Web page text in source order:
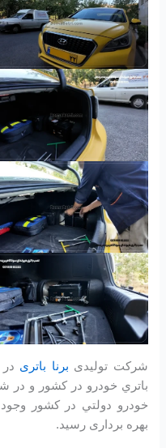
شرکت تولیدی برنا باتری
باتري خودرو در كشور و در
بهره برداری رسید.